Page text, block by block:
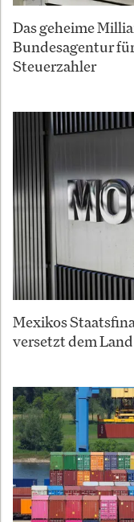
Das geheime
Bundesagentur
Steuerzahler
Mexikos
versetzt dem